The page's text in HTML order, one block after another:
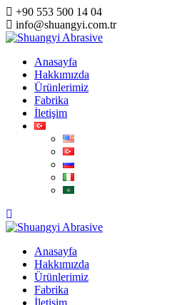
+90 553 500 14 04
info@shuangyi.com.tr
Anasayfa
Hakkımızda
Ürünlerimiz
Fabrika
İletişim
Anasayfa
Hakkımızda
Ürünlerimiz
Fabrika
İletişim